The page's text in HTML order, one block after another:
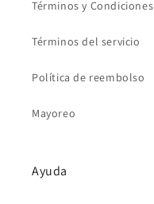
Términos y Condiciones
Términos del servicio
Política de reembolso
Mayoreo
Ayuda